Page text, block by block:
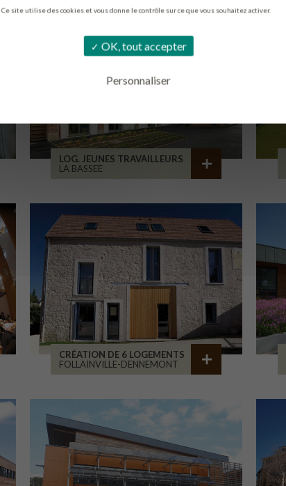
Ce site utilise des cookies et vous donne le contrôle sur ce que vous souhaitez activer.
OK, tout accepter
Personnaliser
LOG. JEUNES TRAVAILLEURS
LA BASSEE
CRÉATION DE 6 LOGEMENTS
FOLLAINVILLE-DENNEMONT